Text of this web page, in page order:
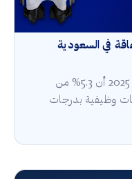
في السعودية
تكشف إحصاءات الإعاقة في السعودية 2025 أن 5.3% من
وظيفية بدرجات